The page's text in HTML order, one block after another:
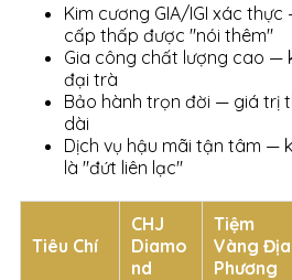
Kim cương GIA/IGI xác
cấp thấp được "nói thêm"
Gia công chất lượng cao —
đại trà
Bảo hành trọn đời — giá trị
dài
Dịch vụ hậu mãi tận tâm —
là "đứt liên lạc"
Tiêu Chí
CHJ
Diamo
nd
Tiệm
Vàng Địa
Phương